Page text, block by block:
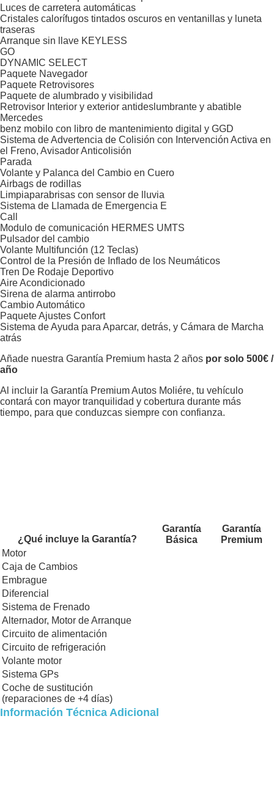
Luces de carretera automáticas
Cristales calorífugos tintados oscuros en ventanillas y luneta
traseras
Arranque sin llave KEYLESS
GO
DYNAMIC SELECT
Paquete Navegador
Paquete Retrovisores
Paquete de alumbrado y visibilidad
Retrovisor Interior y exterior antideslumbrante y abatible
Mercedes
benz mobilo con libro de mantenimiento digital y GGD
Sistema de Advertencia de Colisión con Intervención Activa en
el Freno, Avisador Anticolisión
Parada
Volante y Palanca del Cambio en Cuero
Airbags de rodillas
Limpiaparabrisas con sensor de lluvia
Sistema de Llamada de Emergencia E
Call
Modulo de comunicación HERMES UMTS
Pulsador del cambio
Volante Multifunción (12 Teclas)
Control de la Presión de Inflado de los Neumáticos
Tren De Rodaje Deportivo
Aire Acondicionado
Sirena de alarma antirrobo
Cambio Automático
Paquete Ajustes Confort
Sistema de Ayuda para Aparcar, detrás, y Cámara de Marcha
atrás
Añade nuestra Garantía Premium hasta 2 años por solo 500€ /
año
Al incluir la Garantía Premium Autos Moliére, tu vehículo
contará con mayor tranquilidad y cobertura durante más
tiempo, para que conduzcas siempre con confianza.
¿Qué incluye la Garantía?
Garantía
Básica
Garantía
Premium
Motor
Caja de Cambios
Embrague
Diferencial
Sistema de Frenado
Alternador, Motor de Arranque
Circuito de alimentación
Circuito de refrigeración
Volante motor
Sistema GPs
Coche de sustitución
(reparaciones de +4 días)
Información Técnica Adicional